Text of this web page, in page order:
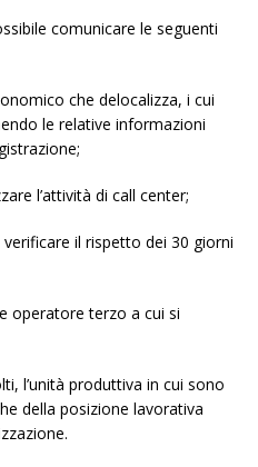
comunicare le seguenti
che delocalizza, i cui
le relative informazioni
l’attività di call center;
il rispetto dei 30 giorni
operatore terzo a cui si
l’unità produttiva in cui sono
della posizione lavorativa